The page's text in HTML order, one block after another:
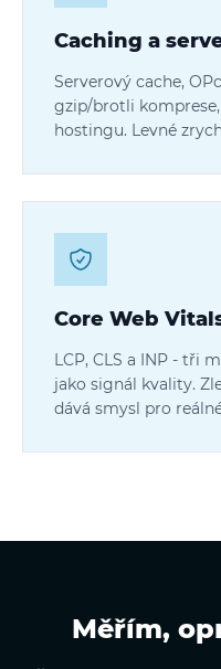
Caching a
Serverový cache,
gzip/brotli
hostingu. Levné
Core Web
LCP, CLS a INP - tři
jako signál kvality.
dává smysl pro
Měřím,